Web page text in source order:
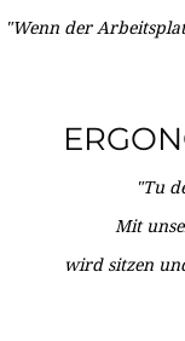
"Wenn der
"Tu
Mit
wird sitzen